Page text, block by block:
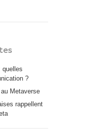
quelles
?
Metaverse
rappellent